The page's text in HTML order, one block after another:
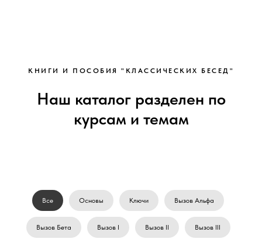
КНИГИ И ПОСОБИЯ "КЛАССИЧЕСКИХ БЕСЕД"
Наш каталог разделен по
курсам и темам
Все Основы Ключи Вызов Альфа
Вызов Бета Вызов I Вызов II Вызов III